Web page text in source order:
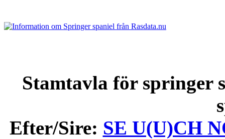
Stamtavla för springer
Efter/Sire: SE U(U)CH